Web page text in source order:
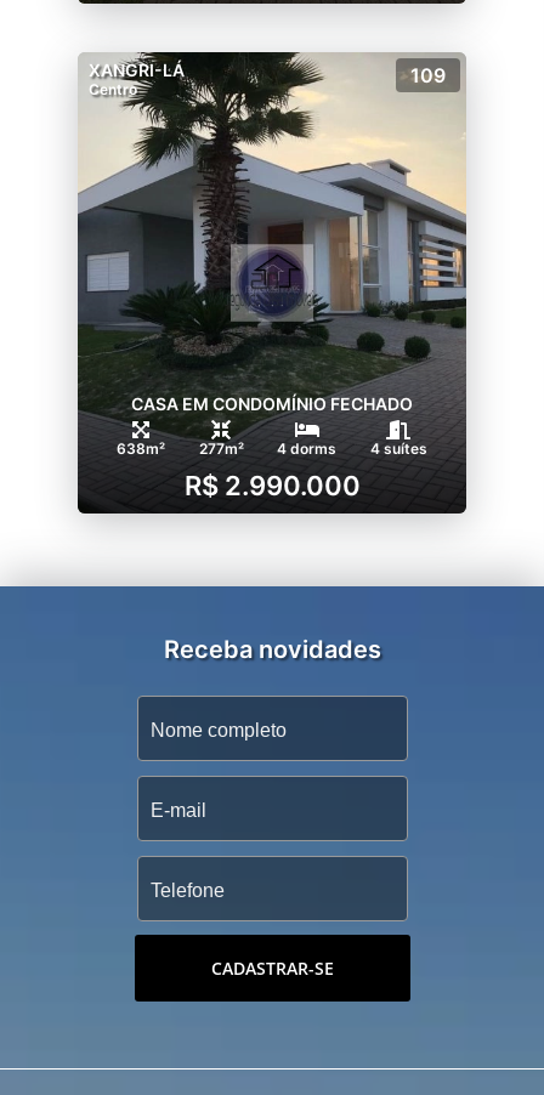
XANGRI-LÁ
Centro
109
CASA EM CONDOMÍNIO FECHADO
638m² 277m² 4 dorms 4 suítes
R$ 2.990.000
Receba novidades
CADASTRAR-SE